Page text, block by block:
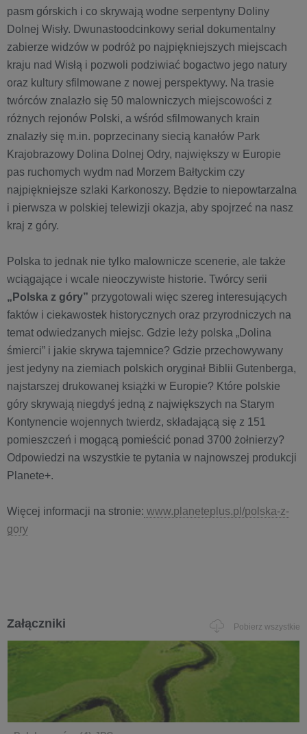
pasm górskich i co skrywają wodne serpentyny Doliny
Dolnej Wisły. Dwunastoodcinkowy serial dokumentalny
zabierze widzów w podróż po najpiękniejszych miejscach
kraju nad Wisłą i pozwoli podziwiać bogactwo jego natury
oraz kultury sfilmowane z nowej perspektywy. Na trasie
twórców znalazło się 50 malowniczych miejscowości z
różnych rejonów Polski, a wśród sfilmowanych krain
znalazły się m.in. poprzecinany siecią kanałów Park
Krajobrazowy Dolina Dolnej Odry, największy w Europie
pas ruchomych wydm nad Morzem Bałtyckim czy
najpiękniejsze szlaki Karkonoszy. Będzie to niepowtarzalna
i pierwsza w polskiej telewizji okazja, aby spojrzeć na nasz
kraj z góry.
Polska to jednak nie tylko malownicze scenerie, ale także
wciągające i wcale nieoczywiste historie. Twórcy serii
„Polska z góry” przygotowali więc szereg interesujących
faktów i ciekawostek historycznych oraz przyrodniczych na
temat odwiedzanych miejsc. Gdzie leży polska „Dolina
śmierci” i jakie skrywa tajemnice? Gdzie przechowywany
jest jedyny na ziemiach polskich oryginał Biblii Gutenberga,
najstarszej drukowanej książki w Europie? Które polskie
góry skrywają niegdyś jedną z największych na Starym
Kontynencie wojennych twierdz, składającą się z 151
pomieszczeń i mogącą pomieścić ponad 3700 żołnierzy?
Odpowiedzi na wszystkie te pytania w najnowszej produkcji
Planete+.
Więcej informacji na stronie: www.planeteplus.pl/polska-z-
gory
Załączniki Pobierz wszystkie